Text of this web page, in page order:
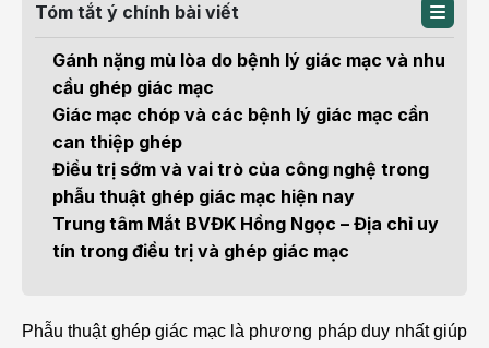
Tóm tắt ý chính bài viết
Gánh nặng mù lòa do bệnh lý giác mạc và nhu
cầu ghép giác mạc
Giác mạc chóp và các bệnh lý giác mạc cần
can thiệp ghép
Điều trị sớm và vai trò của công nghệ trong
phẫu thuật ghép giác mạc hiện nay
Trung tâm Mắt BVĐK Hồng Ngọc – Địa chỉ uy
tín trong điều trị và ghép giác mạc
Phẫu thuật ghép giác mạc là phương pháp duy nhất giúp